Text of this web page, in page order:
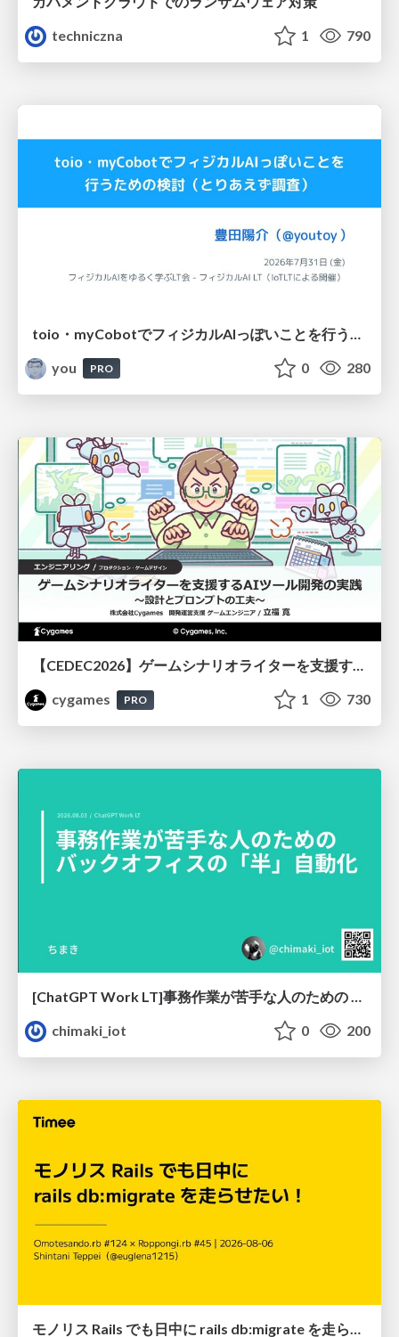
techniczna
1 790
you
PRO 0 280
【CEDEC2026】ゲームシナリオライターを支援するAIツール開発の実践 ― 設計とプロンプトの工夫 ―
cygames
PRO 1 730
[ChatGPT Work LT]事務作業が苦手な人のための バックオフィスの「半」自動化
chimaki_iot
0 200